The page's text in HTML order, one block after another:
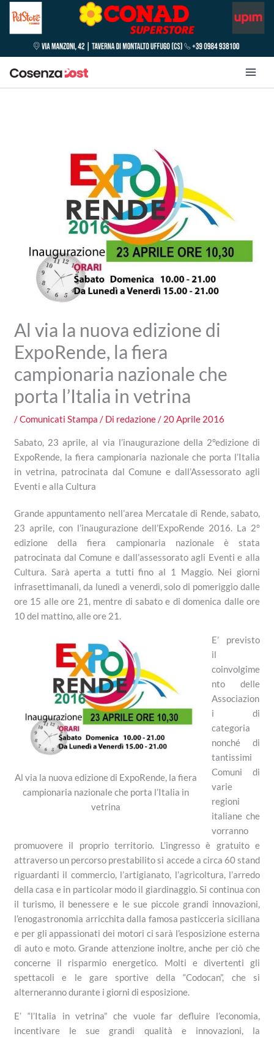
Al via la nuova edizione di
ExpoRende, la fiera
campionaria nazionale che
porta l’Italia in vetrina
/Comunicati Stampa / Di redazione/ 20 Aprile 2016
Sabato, 23 aprile, al via l’inaugurazione della 2°edizione di
ExpoRende, la fiera campionaria nazionale che porta l’Italia
in vetrina, patrocinata dal Comune e dall’Assessorato agli
Eventi e alla Cultura
Grande appuntamento nell’area Mercatale di Rende, sabato,
23 aprile, con l’inaugurazione dell’ExpoRende 2016. La 2°
edizione della fiera campionaria nazionale è stata
patrocinata dal Comune e dall’assessorato agli Eventi e alla
Cultura. Sarà aperta a tutti fino al 1 Maggio. Nei giorni
infrasettimanali, da lunedì a venerdì, solo di pomeriggio dalle
ore 15 alle ore 21, mentre di sabato e di domenica dalle ore
10 del mattino, alle ore 21.
Al via la nuova edizione di ExpoRende, la fiera
campionaria nazionale che porta l’Italia in
vetrina
E’ previsto
il
coinvolgime
nto delle
Associazion
i di
categoria
nonché di
tantissimi
Comuni di
varie
regioni
italiane che
vorranno
promuovere il proprio territorio. L’ingresso è gratuito e
attraverso un percorso prestabilito si accede a circa 60 stand
riguardanti il commercio, l’artigianato, l’agricoltura, l’arredo
della casa e in particolar modo il giardinaggio. Si continua con
il turismo, il benessere e le sue piccole grandi innovazioni,
l’enogastronomia arricchita dalla famosa pasticceria siciliana
e per gli appassionati dei motori ci sarà l’esposizione esterna
di auto e moto. Grande attenzione inoltre, anche per ciò che
concerne il risparmio energetico. Molti e divertenti gli
spettacoli e le gare sportive della “Codocan”, che si
alterneranno durante i giorni di esposizione.
E’ “l’Italia in vetrina” che vuole far defluire l’economia,
incentivare le sue grandi qualità e innovazioni, la